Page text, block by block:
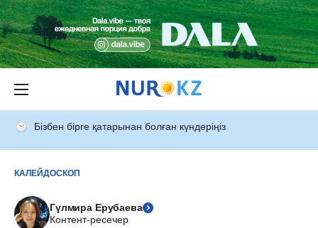
Бізбен бірге қатарынан болған күндеріңіз
КАЛЕЙДОСКОП
Гүлмира Ерубаева
Контент-ресечер